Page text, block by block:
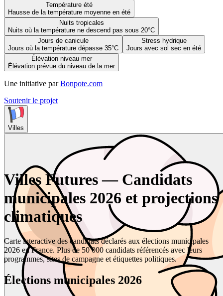
Température été
Hausse de la température moyenne en été
Nuits tropicales
Nuits où la température ne descend pas sous 20°C
Jours de canicule
Jours où la température dépasse 35°C
Stress hydrique
Jours avec sol sec en été
Élévation niveau mer
Élévation prévue du niveau de la mer
Une initiative par Bonpote.com
Soutenir le projet
Villes
Villes Futures — Candidats
municipales 2026 et projections
climatiques
Carte interactive des candidats déclarés aux élections municipales
2026 en France. Plus de 50 000 candidats référencés avec leurs
programmes, sites de campagne et étiquettes politiques.
Élections municipales 2026